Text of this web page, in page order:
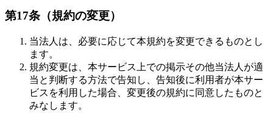
第17条（規約の変更）
当法人は、必要に応じて本規約を変更できるものとし
ます。
規約変更は、本サービス上での掲示その他当法人が適
当と判断する方法で告知し、告知後に利用者が本サー
ビスを利用した場合、変更後の規約に同意したものと
みなします。